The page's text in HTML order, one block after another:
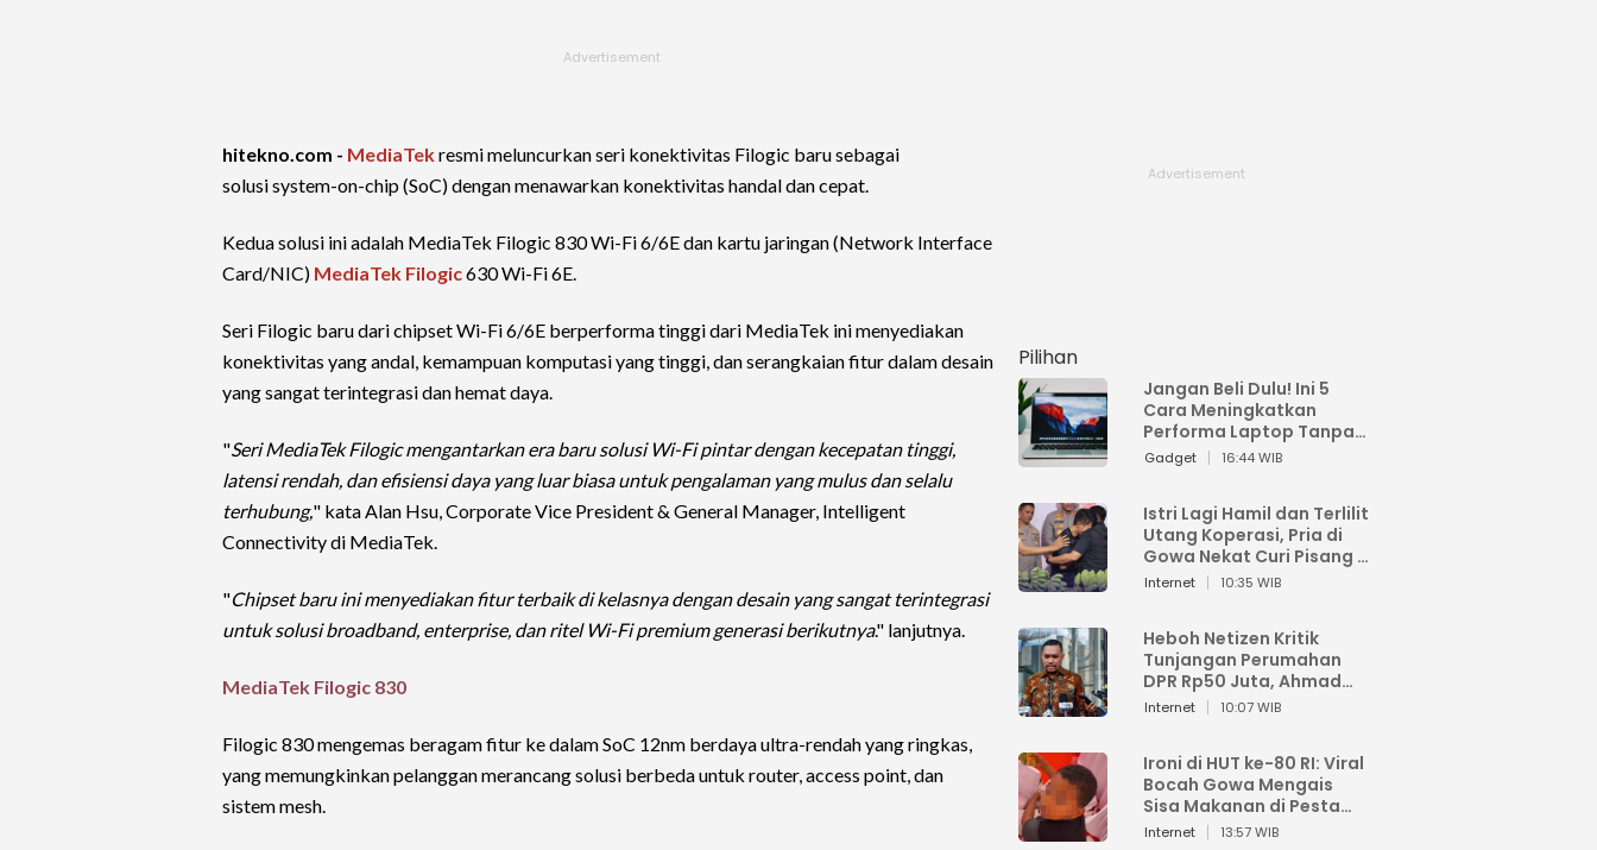
hitekno.com - MediaTekresmi meluncurkan seri konektivitas Filogic baru sebagai
solusi system-on-chip (SoC) dengan menawarkan konektivitas handal dan cepat.
Kedua solusi ini adalah MediaTek Filogic 830 Wi-Fi 6/6E dan kartu jaringan (Network Interface
Card/NIC) MediaTek Filogic630 Wi-Fi 6E.
Seri Filogic baru dari chipset Wi-Fi 6/6E berperforma tinggi dari MediaTek ini menyediakan
konektivitas yang andal, kemampuan komputasi yang tinggi, dan serangkaian fitur dalam desain
yang sangat terintegrasi dan hemat daya.
"Seri MediaTek Filogic mengantarkan era baru solusi Wi-Fi pintar dengan kecepatan tinggi,
latensi rendah, dan efisiensi daya yang luar biasa untuk pengalaman yang mulus dan selalu
terhubung," kata Alan Hsu, Corporate Vice President & General Manager, Intelligent
Connectivity di MediaTek.
"Chipset baru ini menyediakan fitur terbaik di kelasnya dengan desain yang sangat terintegrasi
untuk solusi broadband, enterprise, dan ritel Wi-Fi premium generasi berikutnya." lanjutnya.
MediaTek Filogic 830
Filogic 830 mengemas beragam fitur ke dalam SoC 12nm berdaya ultra-rendah yang ringkas,
yang memungkinkan pelanggan merancang solusi berbeda untuk router, access point, dan
sistem mesh.
Pilihan
Jangan Beli Dulu! Ini 5
Cara Meningkatkan
Performa Laptop Tanpa
Harus Beli Baru
Gadget 16:44 WIB
Istri Lagi Hamil dan Terlilit
Utang Koperasi, Pria di
Gowa Nekat Curi Pisang 4
Tandan Milik Tetangga,
Internet 10:35 WIB
Heboh Netizen Kritik
Tunjangan Perumahan
DPR Rp50 Juta, Ahmad
Sahroni: Enggak Senang
Internet 10:07 WIB
Ironi di HUT ke-80 RI: Viral
Bocah Gowa Mengais
Sisa Makanan di Pesta
Kemerdekaan
Internet 13:57 WIB